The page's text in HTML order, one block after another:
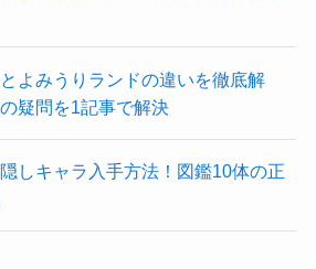
よみうりランドの違いを徹底解
疑問を1記事で解決
しキャラ入手方法！図鑑10体の正